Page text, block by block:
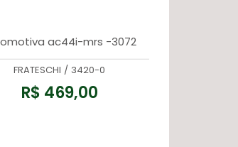
ac44i-mrs -3072
FRATESCHI / 3420-0
R$ 469,00